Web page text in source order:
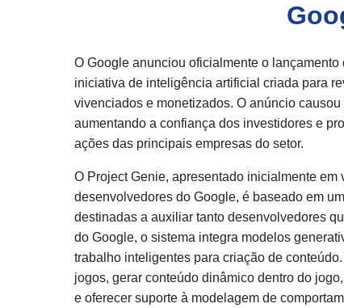
O Google anunciou oficialmente o lançamento
iniciativa de inteligência artificial criada para
vivenciados e monetizados. O anúncio
aumentando a confiança dos investidores e
ações das principais empresas do setor.
O Project Genie, apresentado inicialmente
desenvolvedores do Google, é baseado em
destinadas a auxiliar tanto desenvolvedores
do Google, o sistema integra modelos
trabalho inteligentes para criação de
jogos, gerar conteúdo dinâmico dentro do
e oferecer suporte à modelagem de